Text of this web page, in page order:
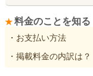
料金のことを知る
・お支払い方法
・掲載料金の内訳は？